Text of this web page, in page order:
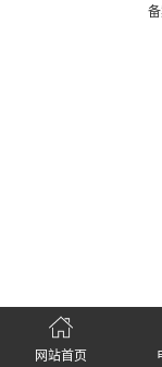
备
网站首页